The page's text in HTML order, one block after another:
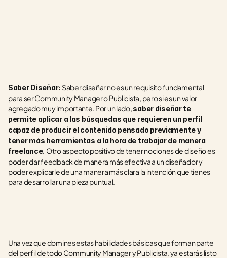
Saber Diseñar: Saber diseñar no es un requisito fundamental
para ser Community Manager o Publicista, pero si es un valor
agregado muy importante. Por un lado, saber diseñar te
permite aplicar a las búsquedas que requieren un perfil
capaz de producir el contenido pensado previamente y
tener más herramientas a la hora de trabajar de manera
freelance. Otro aspecto positivo de tener nociones de diseño es
poder dar feedback de manera más efectiva a un diseñador y
poder explicarle de una manera más clara la intención que tienes
para desarrollar una pieza puntual.
Una vez que domines estas habilidades básicas que forman parte
del perfil de todo Community Manager y Publicista, ya estarás listo